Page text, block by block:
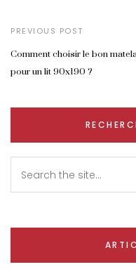
PREVIOUS POST
Comment choisir le bon
pour un lit 90x190 ?